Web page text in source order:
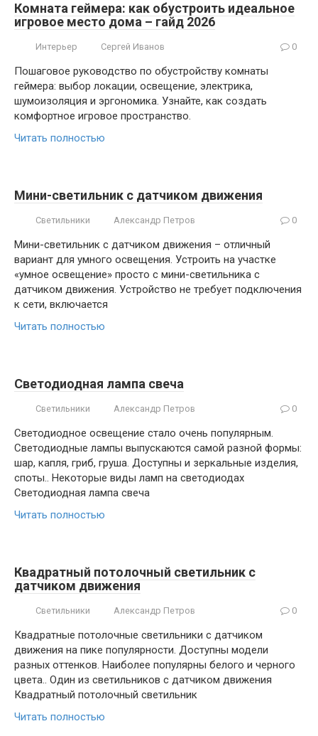
Комната геймера: как обустроить идеальное
игровое место дома – гайд 2026
Интерьер Сергей Иванов 0
Пошаговое руководство по обустройству комнаты
геймера: выбор локации, освещение, электрика,
шумоизоляция и эргономика. Узнайте, как создать
комфортное игровое пространство.
Читать полностью
Мини-светильник с датчиком движения
Светильники Александр Петров 0
Мини-светильник с датчиком движения – отличный
вариант для умного освещения. Устроить на участке
«умное освещение» просто с мини-светильника с
датчиком движения. Устройство не требует подключения
к сети, включается
Читать полностью
Светодиодная лампа свеча
Светильники Александр Петров 0
Светодиодное освещение стало очень популярным.
Светодиодные лампы выпускаются самой разной формы:
шар, капля, гриб, груша. Доступны и зеркальные изделия,
споты.. Некоторые виды ламп на светодиодах
Светодиодная лампа свеча
Читать полностью
Квадратный потолочный светильник с
датчиком движения
Светильники Александр Петров 0
Квадратные потолочные светильники с датчиком
движения на пике популярности. Доступны модели
разных оттенков. Наиболее популярны белого и черного
цвета.. Один из светильников с датчиком движения
Квадратный потолочный светильник
Читать полностью